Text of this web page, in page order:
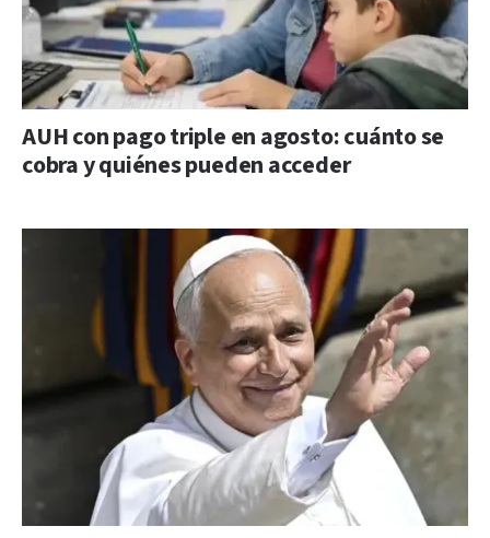
AUH con pago triple en agosto: cuánto se
cobra y quiénes pueden acceder